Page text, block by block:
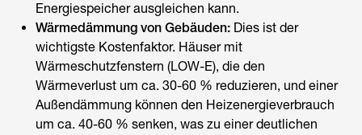
Energiespeicher ausgleichen kann.
Wärmedämmung von Gebäuden: Dies ist der
wichtigste Kostenfaktor. Häuser mit
Wärmeschutzfenstern (LOW-E), die den
Wärmeverlust um ca. 30-60 % reduzieren, und einer
Außendämmung können den Heizenergieverbrauch
um ca. 40-60 % senken, was zu einer deutlichen